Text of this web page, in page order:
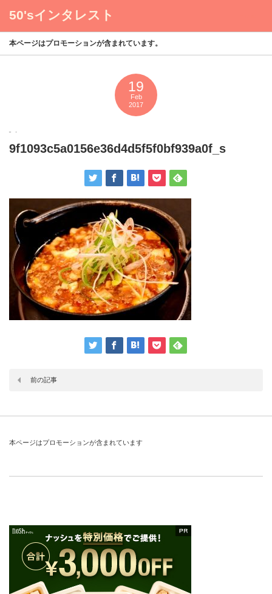
50'sインタレスト
本ページはプロモーションが含まれています。
19
Feb
2017
9f1093c5a0156e36d4d5f5f0bf939a0f_s
前の記事
本ページはプロモーションが含まれています